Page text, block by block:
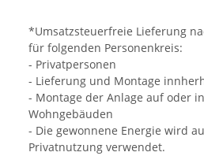
*Umsatzsteuerfreie Lieferung
für folgenden Personenkreis:
- Privatpersonen
- Lieferung und Montage
- Montage der Anlage auf oder
Wohngebäuden
- Die gewonnene Energie wird
Privatnutzung verwendet.